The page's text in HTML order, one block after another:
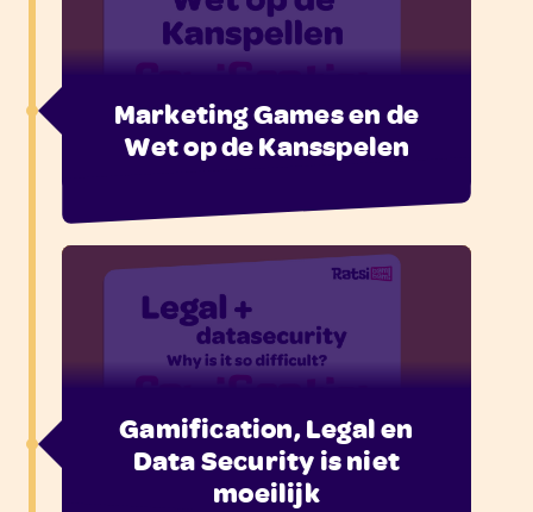
Marketing Games en de
Wet op de Kansspelen
Gamification, Legal en
Data Security is niet
moeilijk